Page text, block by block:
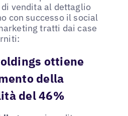
di vendita al dettaglio
con successo il social
tratti dai case
ottiene
della
del 46%